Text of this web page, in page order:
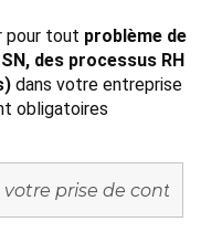
pour tout problème de
des processus RH
dans votre entreprise
obligatoires